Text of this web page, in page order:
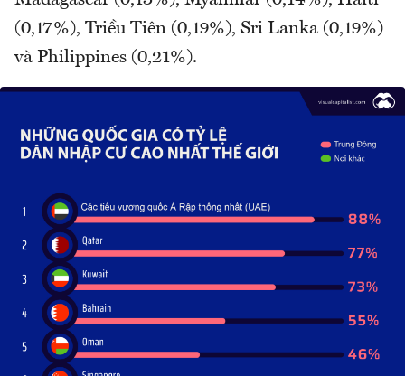
(0,17%), Triều Tiên (0,19%), Sri Lanka (0,19%)
và Philippines (0,21%).